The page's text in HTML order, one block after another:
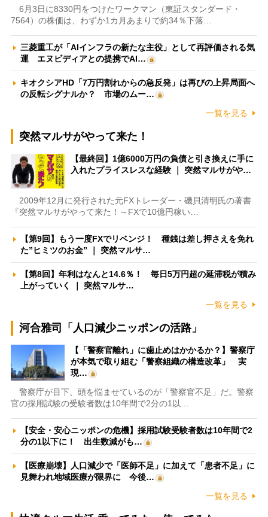
6月3日に8330円をつけたワークマン（東証スタンダード・
7564）の株価は、わずか1カ月あまりで約34％下落…
三菱重工が「AIインフラの新たな主役」として再評価される気
運 エヌビディアとの提携でAI…
キオクシアHD「7万円割れからの急反発」は再びの上昇局面へ
の反転シグナルか？ 市場のムー…
一覧を見る
突然マルサがやって来た！
【最終回】1億6000万円の負債と引き換えに手に
入れたプライスレスな経験 ｜ 突然マルサがや…
2009年12月に発行された元FXトレーダー・磯貝清明氏の著書
『突然マルサがやって来た！～FXで10億円稼い…
【第9回】もう一度FXでリベンジ！ 種銭は差し押さえを免れ
た”ヒミツのお金” ｜ 突然マルサ…
【第8回】年利はなんと14.6％！ 毎日5万円超の延滞税が積み
上がっていく ｜ 突然マルサ…
一覧を見る
河合雅司「人口減少ニッポンの活路」
【「警察官離れ」に歯止めはかかるか？】警察庁
が本気で取り組む「警察組織の構造改革」 実
現…
警察庁が目下、頭を悩ませているのが「警察官不足」だ。警察
官の採用試験の受験者数は10年間で2分の1以…
【安全・安心ニッポンの危機】採用試験受験者数は10年間で2
分の1以下に！ 出生数減がも…
【医療崩壊】人口減少で「医師不足」に加えて「患者不足」に
見舞われ地域医療が限界に 今後…
一覧を見る